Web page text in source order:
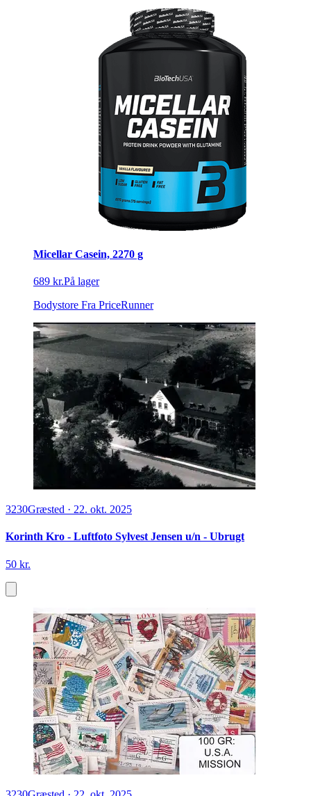
Micellar Casein, 2270 g
689 kr.På lager
Bodystore Fra PriceRunner
3230Græsted · 22. okt. 2025
Korinth Kro - Luftfoto Sylvest Jensen u/n - Ubrugt
50 kr.